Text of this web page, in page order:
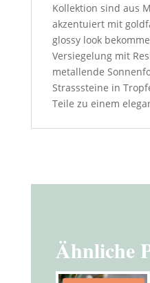
Kollektion sind aus
akzentuiert mit
glossy look
Versiegelung mit
metallende
Strasssteine in
Teile zu einem
Ähnliche